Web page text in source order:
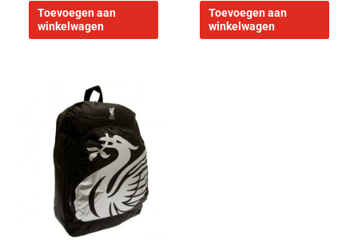
Toevoegen aan
winkelwagen
Toevoegen aan
winkelwagen